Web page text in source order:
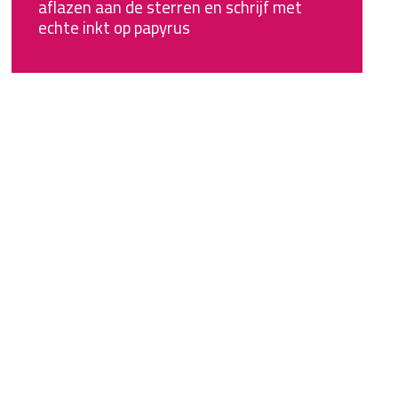
aflazen aan de sterren en schrijf met
echte inkt op papyrus